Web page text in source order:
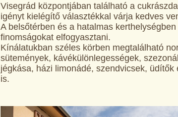
Visegrád központjában található a
igényt kielégítő választékkal várja kedves
A belsőtérben és a hatalmas
finomságokat elfogyasztani.
Kínálatukban széles körben megtalálható
sütemények, kávékülönlegességek,
jégkása, házi limonádé, szendvicsek, üdítők
is.